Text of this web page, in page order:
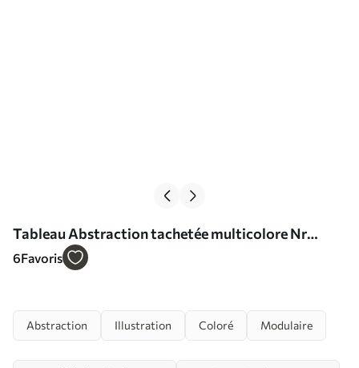
Tableau Abstraction tachetée multicolore Nr
m00268
6Favoris
Abstraction Illustration Coloré Modulaire